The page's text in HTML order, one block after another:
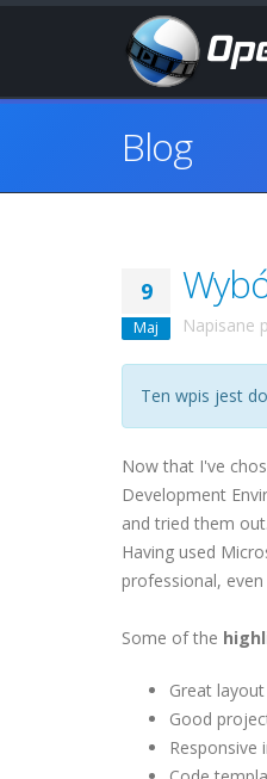
Blog
9
Maj Napisane
Ten wpis jest
Now that I've
Development
and tried them
Having used
professional,
Some of the
Great
Good
Responsive